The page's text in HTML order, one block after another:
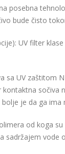
posebna
bude čisto
UV filter
sa UV zaštitom
sočiva
je da ga ima
od koga
sadržajem vode